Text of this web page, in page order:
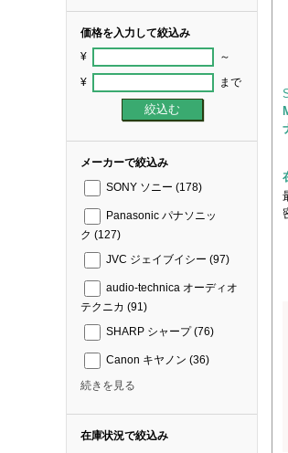
価格を入力して絞込み
¥ ～
¥ まで
メーカーで絞込み
SONY ソニー (178)
Panasonic パナソニッ
ク (127)
JVC ジェイブイシー (97)
audio-technica オーディオ
テクニカ (91)
SHARP シャープ(76)
Canon キヤノン (36)
続きを見る
在庫状況で絞込み